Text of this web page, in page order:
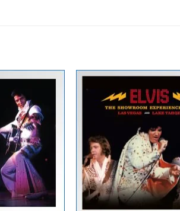
Zur
Wunschliste
hinzufügen